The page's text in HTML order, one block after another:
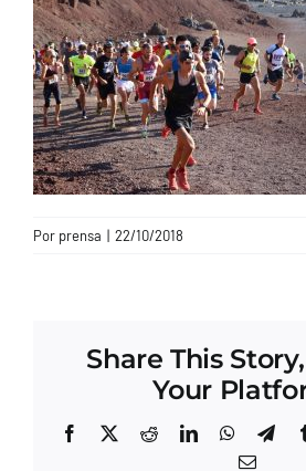
CONTACTO
Por prensa | 22/10/2018
Share This
Your
Facebook
X RedditLinkedIn
Correo